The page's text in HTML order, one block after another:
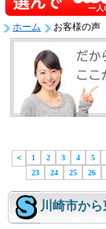
ホーム お客様の声
＜ 1 2 3 4 5
23
24 25 26
川崎市か